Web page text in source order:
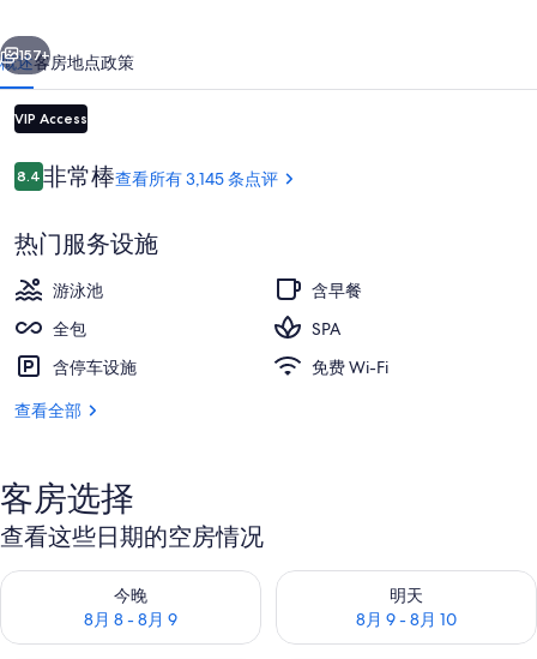
全
包
式
的
照
片
库
鸟瞰图
个 下一个
157+
概述客房地点政策
VIP Access
点
评
8.48.4/10
非常棒查看所有 3,145 条点评
热门服务设施
游泳池
含早餐
全包
SPA
含停车设施
免费 Wi-Fi
查看全部
客房选择
查看这些日期的空房情况
今晚
8月 8 - 8月 9
查看今晚的空房情况：8月 8 - 8月 9
明天
8月 9 - 8月 10
查看明天的空房情况：8月 9 -